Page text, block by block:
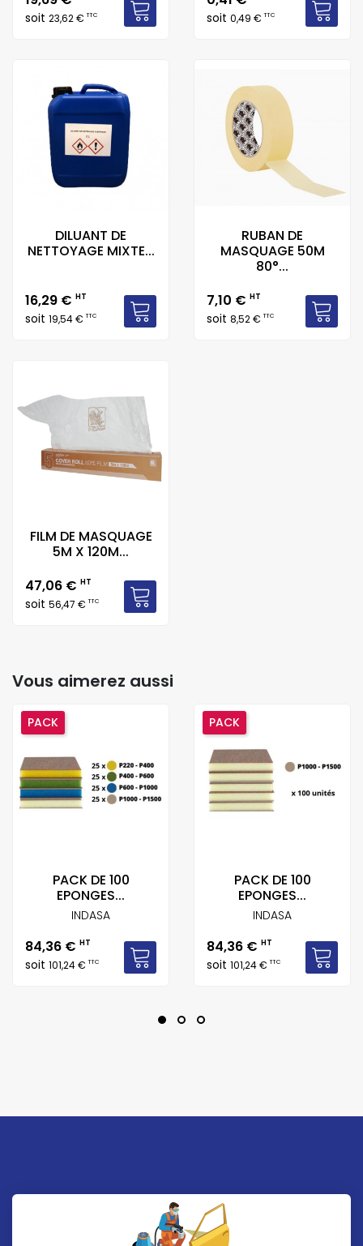
soit 23,62 €TTC soit 0,49 €TTC
DILUANT DE
NETTOYAGE MIXTE...
Prix
16,29 € HT
soit 19,54 €TTC
RUBAN DE
MASQUAGE 50M
80°...
Prix
7,10 € HT
soit 8,52 €TTC
FILM DE MASQUAGE
5M X 120M...
Prix
47,06 € HT
soit 56,47 €TTC
Vous aimerez aussi
PACK DE 100
EPONGES...
INDASA
Prix
84,36 € HT
soit 101,24 €TTC
PACK
PACK DE 100
EPONGES...
INDASA
Prix
84,36 € HT
soit 101,24 €TTC
PACK